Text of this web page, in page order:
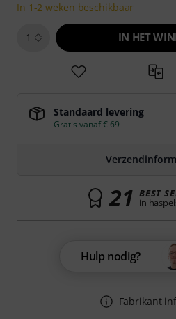
In 1-2 weken beschikbaar
1 IN HET
Standaard levering
Gratis vanaf € 69
21 BEST
in
Hulp nodig?
Fabrikant